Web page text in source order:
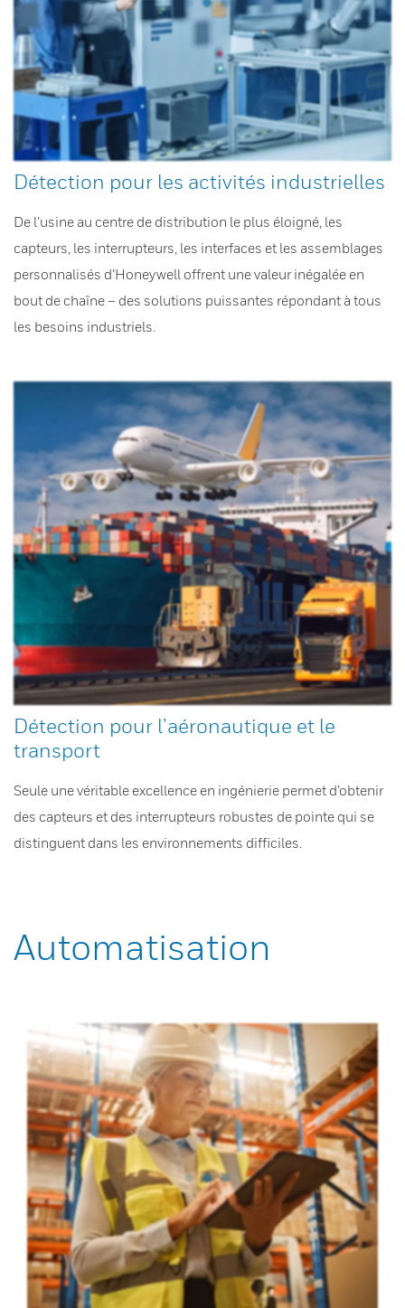
Détection pour les activités industrielles
De l’usine au centre de distribution le plus éloigné, les
capteurs, les interrupteurs, les interfaces et les assemblages
personnalisés d’Honeywell offrent une valeur inégalée en
bout de chaîne – des solutions puissantes répondant à tous
les besoins industriels.
Détection pour l’aéronautique et le
transport
Seule une véritable excellence en ingénierie permet d’obtenir
des capteurs et des interrupteurs robustes de pointe qui se
distinguent dans les environnements difficiles.
Automatisation